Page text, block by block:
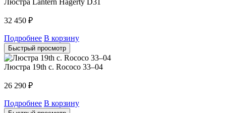
32 450 ₽
Подробнее В корзину
Быстрый просмотр
Люстра 19th c. Rococo 33–04
26 290 ₽
Подробнее В корзину